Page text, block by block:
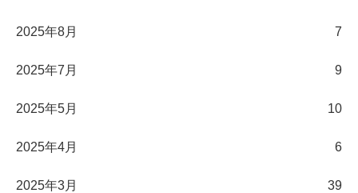
2025年8月 7
2025年7月 9
2025年5月 10
2025年4月 6
2025年3月 39